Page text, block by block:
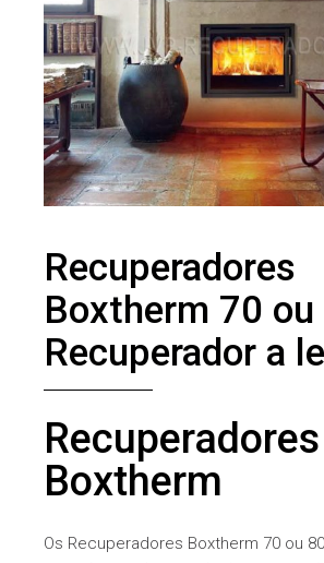
Recuperadores
Boxtherm 70 ou
Recuperador a
Recuperadores
Boxtherm
Os Recuperadores Boxtherm 70 ou